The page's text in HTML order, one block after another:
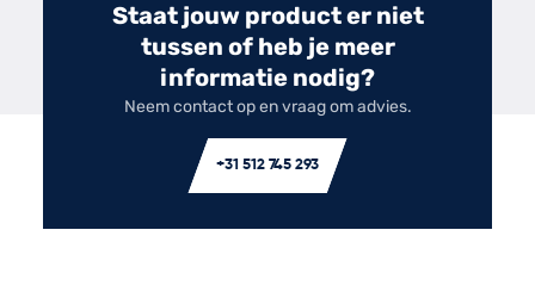
Staat jouw product er niet
tussen of heb je meer
informatie nodig?
Neem contact op en vraag om advies.
+31 512 745 293